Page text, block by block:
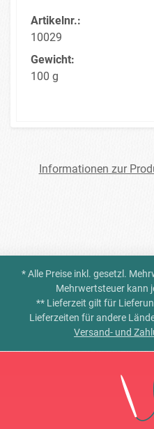
Artikelnr.:
10029
Gewicht:
100 g
Informationen zur
* Alle Preise inkl. gesetzl.
Mehrwertsteuer kann
** Lieferzeit gilt für
Lieferzeiten für andere
Versand- und